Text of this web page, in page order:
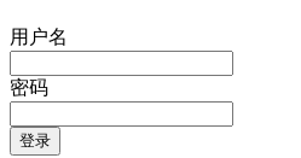
用户名
密码